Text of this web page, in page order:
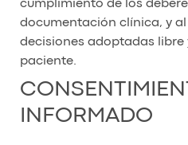
cumplimiento de los
documentación clínica, y
decisiones adoptadas libre
paciente.
INFORMADO